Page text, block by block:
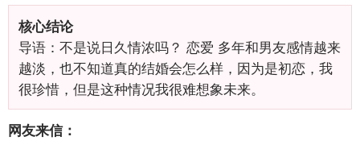
核心结论
导语：不是说日久情浓吗？ 恋爱 多年和男友感情越来
越淡，也不知道真的结婚会怎么样，因为是初恋，我
很珍惜，但是这种情况我很难想象未来。
网友来信：